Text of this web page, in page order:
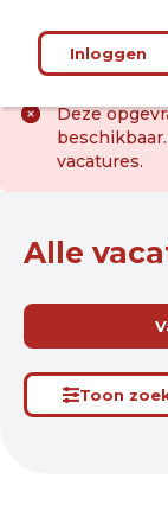
Inloggen
Deze
vacatures.
Alle
Toon